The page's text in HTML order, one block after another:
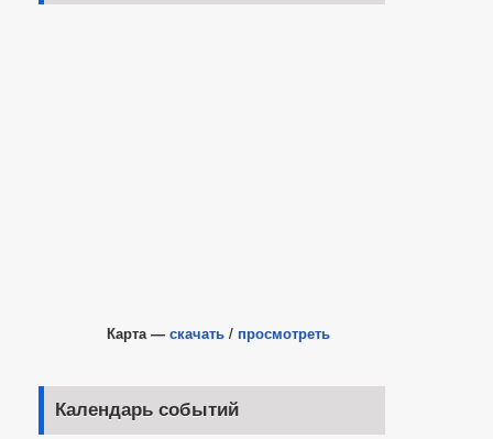
Карта — скачать / просмотреть
Календарь событий